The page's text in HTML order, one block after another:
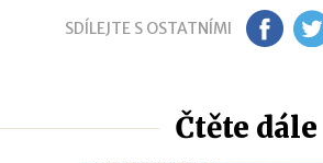
SDÍLEJTE S OSTATNÍMI FB TW
Čtěte dále